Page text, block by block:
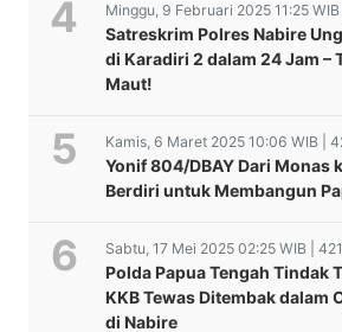
Minggu, 9 Februari 2025 11:25
Satreskrim Polres Nabire
di Karadiri 2 dalam 24 Jam –
Maut!
Kamis, 6 Maret 2025 10:06 WIB |
Yonif 804/DBAY Dari Monas
Berdiri untuk Membangun
Sabtu, 17 Mei 2025 02:25 WIB |
Polda Papua Tengah Tindak
KKB Tewas Ditembak dalam
di Nabire